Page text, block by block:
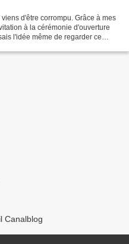
d'être corrompu. Grâce à mes
à la cérémonie d'ouverture
l'idée même de regarder ce
Canalblog